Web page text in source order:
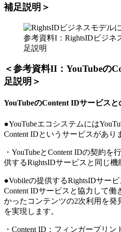
補足説明＞
参考資料I：RightsIDビジネ
足説明
＜参考資料II：YouTubeの
足説明＞
YouTubeのContent IDサービスと
●YouTubeエコシステムには
Content IDというサービスがあり
・YouTubeとContent IDの契約を
供するRightsIDサービスと同じ機
●Vobileの提供するRightsIDサー
Content IDサービスと協力して働
かったコンテンツの2次利用を発
を実現します。
・Content ID：フィンガープリ